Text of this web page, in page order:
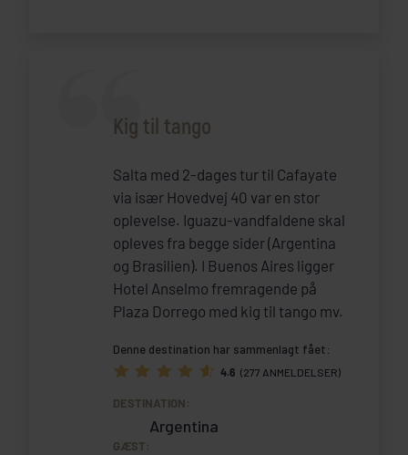
Kig til tango
Salta med 2-dages tur til Cafayate
via især Hovedvej 40 var en stor
oplevelse. Iguazu-vandfaldene skal
opleves fra begge sider (Argentina
og Brasilien). I Buenos Aires ligger
Hotel Anselmo fremragende på
Plaza Dorrego med kig til tango mv.
Denne destination har sammenlagt fået:
4.6 (277 ANMELDELSER)
DESTINATION:
Argentina
GÆST: